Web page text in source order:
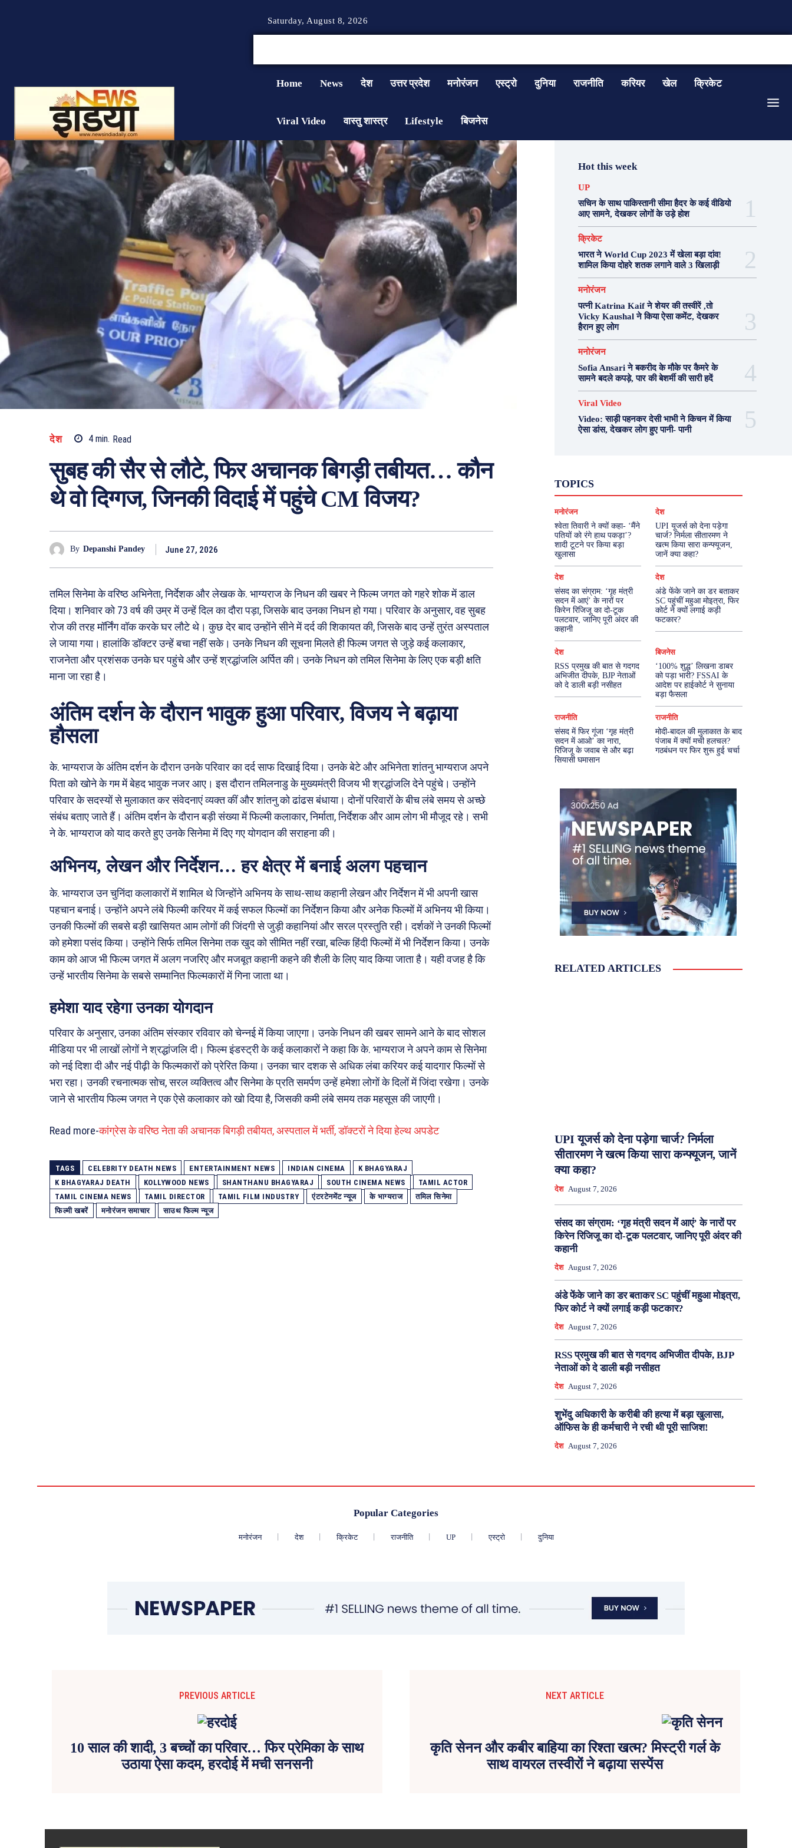
Saturday, August 8, 2026
Home News देश उत्तर प्रदेश मनोरंजन एस्ट्रो दुनिया राजनीति करियर खेल क्रिकेट
Viral Video वास्तु शास्त्र Lifestyle बिजनेस
देश 4 min. Read
सुबह की सैर से लौटे, फिर अचानक बिगड़ी तबीयत… कौन
थे वो दिग्गज, जिनकी विदाई में पहुंचे CM विजय?
By Depanshi Pandey June 27, 2026
तमिल सिनेमा के वरिष्ठ अभिनेता, निर्देशक और लेखक के. भाग्यराज के निधन की खबर ने फिल्म जगत को गहरे शोक में डाल
दिया। शनिवार को 73 वर्ष की उम्र में उन्हें दिल का दौरा पड़ा, जिसके बाद उनका निधन हो गया। परिवार के अनुसार, वह सुबह
रोज की तरह मॉर्निंग वॉक करके घर लौटे थे। कुछ देर बाद उन्होंने सीने में दर्द की शिकायत की, जिसके बाद उन्हें तुरंत अस्पताल
ले जाया गया। हालांकि डॉक्टर उन्हें बचा नहीं सके। उनके निधन की सूचना मिलते ही फिल्म जगत से जुड़े कई कलाकार,
राजनेता और प्रशंसक उनके घर पहुंचे और उन्हें श्रद्धांजलि अर्पित की। उनके निधन को तमिल सिनेमा के लिए एक बड़ी क्षति
माना जा रहा है।
अंतिम दर्शन के दौरान भावुक हुआ परिवार, विजय ने बढ़ाया
हौसला
के. भाग्यराज के अंतिम दर्शन के दौरान उनके परिवार का दर्द साफ दिखाई दिया। उनके बेटे और अभिनेता शांतनु भाग्यराज अपने
पिता को खोने के गम में बेहद भावुक नजर आए। इस दौरान तमिलनाडु के मुख्यमंत्री विजय भी श्रद्धांजलि देने पहुंचे। उन्होंने
परिवार के सदस्यों से मुलाकात कर संवेदनाएं व्यक्त कीं और शांतनु को ढांढस बंधाया। दोनों परिवारों के बीच लंबे समय से अच्छे
संबंध बताए जाते हैं। अंतिम दर्शन के दौरान बड़ी संख्या में फिल्मी कलाकार, निर्माता, निर्देशक और आम लोग भी मौजूद रहे। सभी
ने के. भाग्यराज को याद करते हुए उनके सिनेमा में दिए गए योगदान की सराहना की।
अभिनय, लेखन और निर्देशन… हर क्षेत्र में बनाई अलग पहचान
के. भाग्यराज उन चुनिंदा कलाकारों में शामिल थे जिन्होंने अभिनय के साथ-साथ कहानी लेखन और निर्देशन में भी अपनी खास
पहचान बनाई। उन्होंने अपने लंबे फिल्मी करियर में कई सफल फिल्मों का निर्देशन किया और अनेक फिल्मों में अभिनय भी किया।
उनकी फिल्मों की सबसे बड़ी खासियत आम लोगों की जिंदगी से जुड़ी कहानियां और सरल प्रस्तुति रही। दर्शकों ने उनकी फिल्मों
को हमेशा पसंद किया। उन्होंने सिर्फ तमिल सिनेमा तक खुद को सीमित नहीं रखा, बल्कि हिंदी फिल्मों में भी निर्देशन किया। उनके
काम को आज भी फिल्म जगत में अलग नजरिए और मजबूत कहानी कहने की शैली के लिए याद किया जाता है। यही वजह है कि
उन्हें भारतीय सिनेमा के सबसे सम्मानित फिल्मकारों में गिना जाता था।
हमेशा याद रहेगा उनका योगदान
परिवार के अनुसार, उनका अंतिम संस्कार रविवार को चेन्नई में किया जाएगा। उनके निधन की खबर सामने आने के बाद सोशल
मीडिया पर भी लाखों लोगों ने श्रद्धांजलि दी। फिल्म इंडस्ट्री के कई कलाकारों ने कहा कि के. भाग्यराज ने अपने काम से सिनेमा
को नई दिशा दी और नई पीढ़ी के फिल्मकारों को प्रेरित किया। उनका चार दशक से अधिक लंबा करियर कई यादगार फिल्मों से
भरा रहा। उनकी रचनात्मक सोच, सरल व्यक्तित्व और सिनेमा के प्रति समर्पण उन्हें हमेशा लोगों के दिलों में जिंदा रखेगा। उनके
जाने से भारतीय फिल्म जगत ने एक ऐसे कलाकार को खो दिया है, जिसकी कमी लंबे समय तक महसूस की जाएगी।
Read more-कांग्रेस के वरिष्ठ नेता की अचानक बिगड़ी तबीयत, अस्पताल में भर्ती, डॉक्टरों ने दिया हेल्थ अपडेट
TAGS CELEBRITY DEATH NEWS ENTERTAINMENT NEWS INDIAN CINEMA
K BHAGYARAJ
K BHAGYARAJ DEATH
KOLLYWOOD NEWS SHANTHANU BHAGYARAJ SOUTH CINEMA NEWS
TAMIL ACTOR
TAMIL CINEMA NEWS
TAMIL DIRECTOR TAMIL FILM INDUSTRY एंटरटेनमेंट न्यूज के भाग्यराज
तमिल सिनेमा
फिल्मी खबरें
मनोरंजन समाचार साउथ फिल्म न्यूज
Hot this week
UP
सचिन के साथ पाकिस्तानी सीमा हैदर के कई वीडियो
आए सामने, देखकर लोगों के उड़े होश
क्रिकेट
भारत ने World Cup 2023 में खेला बड़ा दांव!
शामिल किया दोहरे शतक लगाने वाले 3 खिलाड़ी
मनोरंजन
पत्नी Katrina Kaif ने शेयर की तस्वीरें ,तो
Vicky Kaushal ने किया ऐसा कमेंट, देखकर
हैरान हुए लोग
मनोरंजन
Sofia Ansari ने बकरीद के मौके पर कैमरे के
सामने बदले कपड़े, पार की बेशर्मी की सारी हदें
Viral Video
Video: साड़ी पहनकर देसी भाभी ने किचन में किया
ऐसा डांस, देखकर लोग हुए पानी- पानी
TOPICS
दुनिया
मनोरंजन
राजनीति वास्तु शास्त्र
More
मनोरंजन
श्वेता तिवारी ने क्यों कहा- ‘मैंने
पतियों को रंगे हाथ पकड़ा’?
शादी टूटने पर किया बड़ा
खुलासा
देश
UPI यूजर्स को देना पड़ेगा
चार्ज? निर्मला सीतारमण ने
खत्म किया सारा कन्फ्यूजन,
जानें क्या कहा?
देश
संसद का संग्राम: ‘गृह मंत्री
सदन में आएं’ के नारों पर
किरेन रिजिजू का दो-टूक
पलटवार, जानिए पूरी अंदर की
कहानी
देश
अंडे फेंके जाने का डर बताकर
SC पहुंचीं महुआ मोइत्रा, फिर
कोर्ट ने क्यों लगाई कड़ी
फटकार?
देश
RSS प्रमुख की बात से गदगद
अभिजीत दीपके, BJP नेताओं
को दे डाली बड़ी नसीहत
बिजनेस
‘100% शुद्ध’ लिखना डाबर
को पड़ा भारी? FSSAI के
आदेश पर हाईकोर्ट ने सुनाया
बड़ा फैसला
राजनीति
संसद में फिर गूंजा ‘गृह मंत्री
सदन में आओ’ का नारा,
रिजिजू के जवाब से और बढ़ा
सियासी घमासान
राजनीति
मोदी-बादल की मुलाकात के बाद
पंजाब में क्यों मची हलचल?
गठबंधन पर फिर शुरू हुई चर्चा
RELATED ARTICLES
UPI यूजर्स को देना पड़ेगा चार्ज? निर्मला
सीतारमण ने खत्म किया सारा कन्फ्यूजन, जानें
क्या कहा?
देश August 7, 2026
संसद का संग्राम: ‘गृह मंत्री सदन में आएं’ के नारों पर
किरेन रिजिजू का दो-टूक पलटवार, जानिए पूरी अंदर की
कहानी
देश August 7, 2026
अंडे फेंके जाने का डर बताकर SC पहुंचीं महुआ मोइत्रा,
फिर कोर्ट ने क्यों लगाई कड़ी फटकार?
देश August 7, 2026
RSS प्रमुख की बात से गदगद अभिजीत दीपके, BJP
नेताओं को दे डाली बड़ी नसीहत
देश August 7, 2026
शुभेंदु अधिकारी के करीबी की हत्या में बड़ा खुलासा,
ऑफिस के ही कर्मचारी ने रची थी पूरी साजिश!
देश August 7, 2026
Popular Categories
मनोरंजन देश क्रिकेट राजनीति UP एस्ट्रो दुनिया
PREVIOUS ARTICLE
10 साल की शादी, 3 बच्चों का परिवार… फिर प्रेमिका के साथ
उठाया ऐसा कदम, हरदोई में मची सनसनी
NEXT ARTICLE
कृति सेनन और कबीर बाहिया का रिश्ता खत्म? मिस्ट्री गर्ल के
साथ वायरल तस्वीरों ने बढ़ाया सस्पेंस